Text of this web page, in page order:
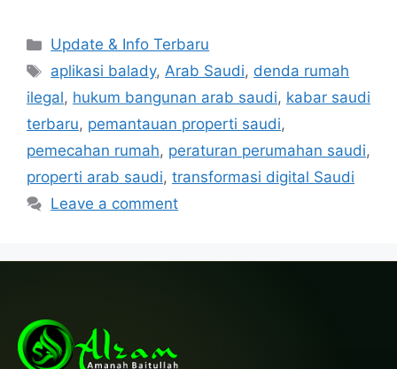
Categories
Update & Info Terbaru
Tags
aplikasi balady,Arab Saudi, denda rumah
ilegal, hukum bangunan arab saudi, kabar saudi
terbaru, pemantauan properti saudi,
pemecahan rumah, peraturan perumahan saudi,
properti arab saudi, transformasi digital Saudi
Leave a comment